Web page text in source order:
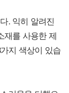
. 익히 알려진
재를 사용한 제
지 색상이 있습